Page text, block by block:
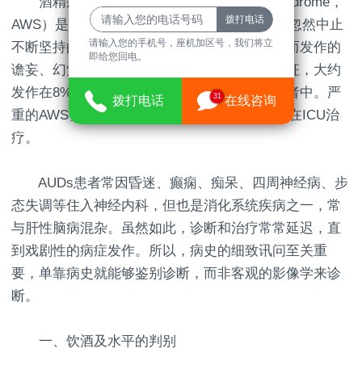
AWS）是长期大量摄取酒精后，有意或无意的忽然中止
不断坚持的大量饮酒或肉体依赖性的过量饮酒而发作的
谵妄、幻觉、四肢颤动等一系列神经肉体综合征，大约
发作在8%的酒精运用障碍（AUDs）的住院患者中。严
重的AWS会使住院时间超越一倍，并经常需求在ICU治
疗。
AUDs患者常因昏迷、癫痫、痴呆、四周神经病、步
态失调等住入神经内科，但也是消化系统疾病之一，常
与肝性脑病混杂。虽然如此，诊断和治疗常常延迟，直
到戏剧性的病症发作。所以，病史的细致讯问至关重
要，单靠病史就能够鉴别诊断，而非客观的影像学来诊
断。
一、饮酒及水平的判别
请输入您的手机号，座机加区号，我们将立
即给您回电。
拨打电话 31 在线咨询